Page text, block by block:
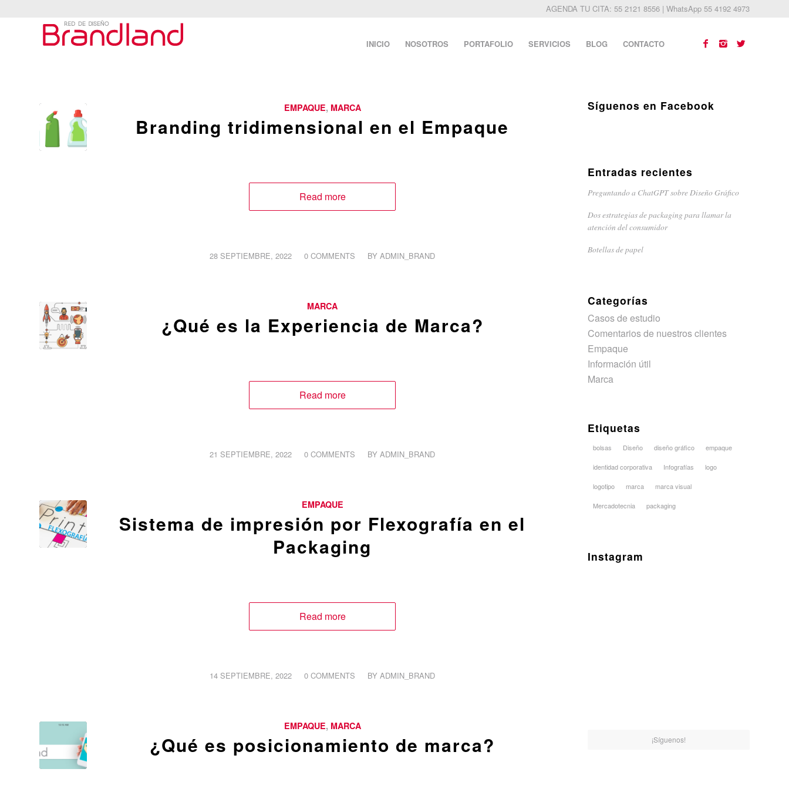
AGENDA TU CITA: 55 2121 8556 | WhatsApp 55 4192 4973
INICIO NOSOTROS PORTAFOLIO SERVICIOS BLOG CONTACTO
EMPAQUE, MARCA
Branding tridimensional en el Empaque
Read more
28 SEPTIEMBRE, 2022
/ 0 COMMENTS
/ BYADMIN_BRAND
MARCA
¿Qué es la Experiencia de Marca?
Read more
21 SEPTIEMBRE, 2022
/ 0 COMMENTS
/ BYADMIN_BRAND
EMPAQUE
Sistema de impresión por Flexografía en el
Packaging
Read more
14 SEPTIEMBRE, 2022
/ 0 COMMENTS
/ BYADMIN_BRAND
EMPAQUE, MARCA
¿Qué es posicionamiento de marca?
Síguenos en Facebook
Entradas recientes
Preguntando a ChatGPT sobre Diseño Gráfico
Dos estrategias de packaging para llamar la
atención del consumidor
Botellas de papel
Categorías
Casos de estudio
Comentarios de nuestros clientes
Empaque
Información útil
Marca
Etiquetas
bolsas Diseño diseño gráfico empaque
identidad corporativa Infografías logo
logotipo marca marca visual
Mercadotecnia packaging
Instagram
¡Síguenos!